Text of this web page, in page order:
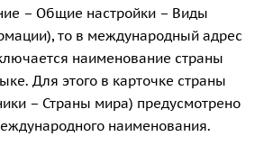
– Общие настройки – Виды
то в международный адрес
наименование страны
Для этого в карточке страны
– Страны мира) предусмотрено
наименования.